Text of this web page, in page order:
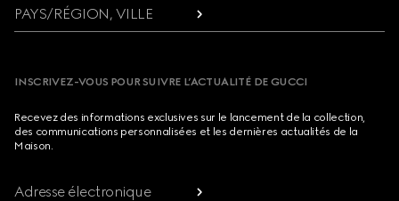
PAYS/RÉGION, VILLE
INSCRIVEZ-VOUS POUR SUIVRE L’ACTUALITÉ DE GUCCI
Recevez des informations exclusives sur le lancement de la collection,
des communications personnalisées et les dernières actualités de la
Maison.
Adresse électronique